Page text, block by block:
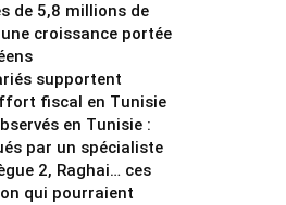
de 5,8 millions de
croissance portée
supportent
fiscal en Tunisie
en Tunisie :
par un spécialiste
2, Raghai… ces
qui pourraient